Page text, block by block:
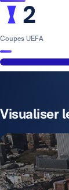
2
Coupes UEFA
Visualiser